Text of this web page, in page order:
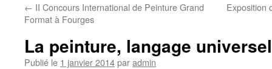
← II Concours International de Peinture Grand
Format à Fourges
Exposition
La peinture, langage universel
Publié le 1 janvier 2014paradmin